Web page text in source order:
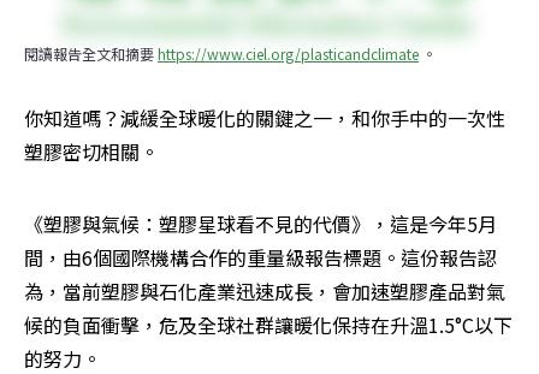
閱讀報告全文和摘要 https://www.ciel.org/plasticandclimate 。
你知道嗎？減緩全球暖化的關鍵之一，和你手中的一次性
塑膠密切相關。
《塑膠與氣候：塑膠星球看不見的代價》，這是今年5月
間，由6個國際機構合作的重量級報告標題。這份報告認
為，當前塑膠與石化產業迅速成長，會加速塑膠產品對氣
候的負面衝擊，危及全球社群讓暖化保持在升溫1.5°C以下
的努力。